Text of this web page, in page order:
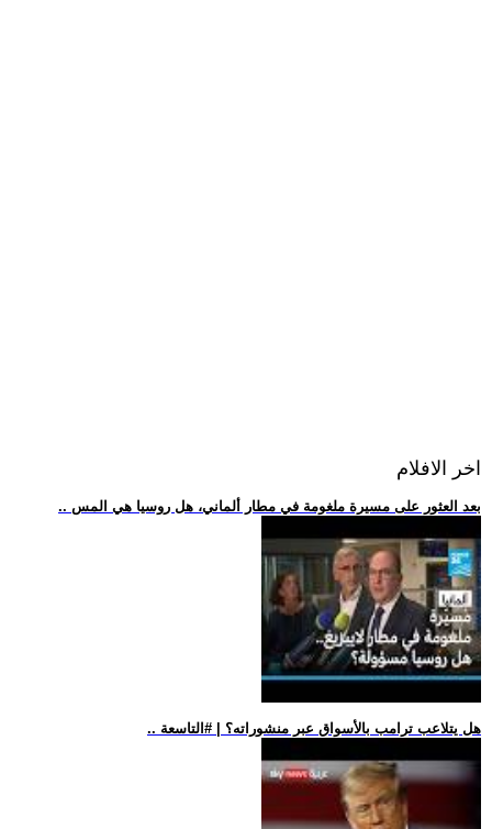
اخر الافلام
.. بعد العثور على مسيرة ملغومة في مطار ألماني، هل روسيا هي المس
.. هل يتلاعب ترامب بالأسواق عبر منشوراته؟ | #التاسعة